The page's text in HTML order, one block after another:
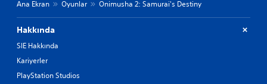
Ana Ekran Oyunlar Onimusha 2: Samurai's Destiny
Hakkında
SIE Hakkında
Kariyerler
PlayStation Studios